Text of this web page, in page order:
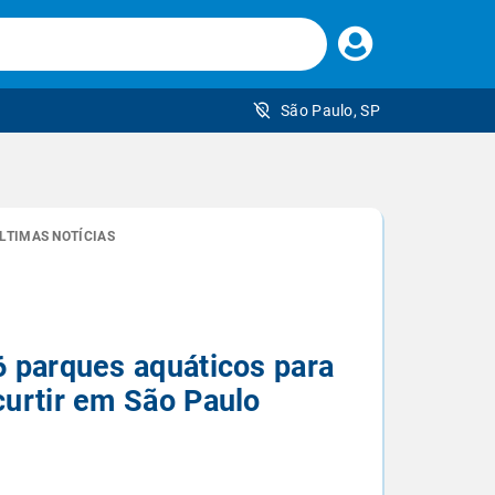
Faça
seu
São Paulo, SP
NOTÍCIAS
parques aquáticos para
em São Paulo
brasileiro